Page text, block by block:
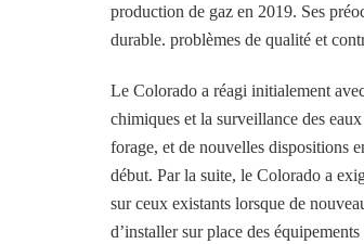
production de gaz en 2019. Ses
durable. problèmes de qualité et
Le Colorado a réagi initialement
chimiques et la surveillance des
forage, et de nouvelles dispositions
début. Par la suite, le Colorado a
sur ceux existants lorsque de
d’installer sur place des